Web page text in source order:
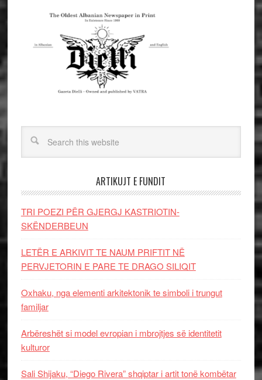
ARTIKUJT E FUNDIT
TRI POEZI PËR GJERGJ KASTRIOTIN-
SKËNDERBEUN
LETËR E ARKIVIT TE NAUM PRIFTIT NË
PERVJETORIN E PARE TE DRAGO SILIQIT
Oxhaku, nga elementi arkitektonik te simboli i trungut
familjar
Arbëreshët si model evropian i mbrojtjes së identitetit
kulturor
Sali Shijaku, “Diego Rivera” shqiptar i artit tonë kombëtar